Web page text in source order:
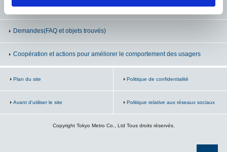
Ueno
Inaricho
Tawaramachi
Le Tokyo Metro sur les réseaux sociaux
Demandes(FAQ et objets trouvés)
Coopération et actions pour améliorer le comportement des usagers
Plan du site Politique de confidentialité
Avant d'utiliser le site Politique relative aux réseaux sociaux
Copyright Tokyo Metro Co., Ltd Tous droits réservés.